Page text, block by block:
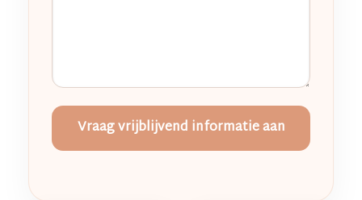
Vraag vrijblijvend informatie aan